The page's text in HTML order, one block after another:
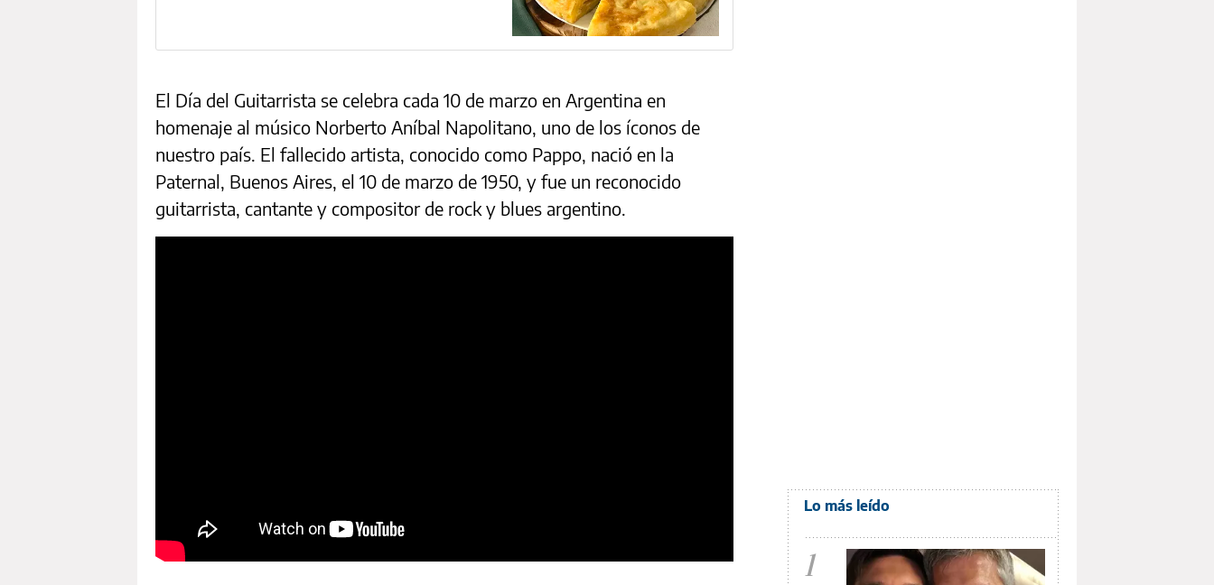
El Día del Guitarrista se celebra cada 10 de marzo en Argentina en
homenaje al músico Norberto Aníbal Napolitano, uno de los íconos de
nuestro país. El fallecido artista, conocido como Pappo, nació en la
Paternal, Buenos Aires, el 10 de marzo de 1950, y fue un reconocido
guitarrista, cantante y compositor de rock y blues argentino.
Lo más leído
1